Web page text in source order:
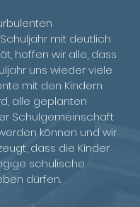
mit deutlich
hoffen wir alle, dass
uns wieder viele
mit den Kindern
alle geplanten
Schulgemeinschaft
können und wir
dass die Kinder
schulische
dürfen.